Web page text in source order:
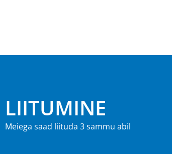
LIITUMINE
Meiega saad liituda 3 sammu abil